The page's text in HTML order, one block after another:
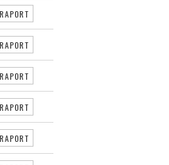
RAPORT
RAPORT
RAPORT
RAPORT
RAPORT